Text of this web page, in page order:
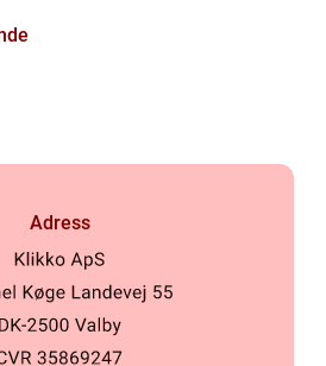
Adress